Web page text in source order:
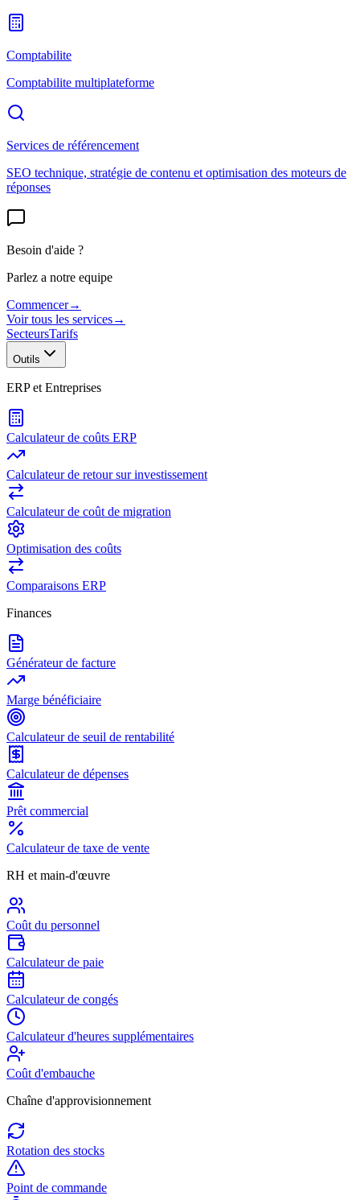
Comptabilite
Comptabilite multiplateforme
Services de référencement
SEO technique, stratégie de contenu et optimisation des moteurs de
réponses
Besoin d'aide ?
Parlez a notre equipe
Commencer→
Voir tous les services→
SecteursTarifs
Outils
ERP et Entreprises
Calculateur de coûts ERP
Calculateur de retour sur investissement
Calculateur de coût de migration
Optimisation des coûts
Comparaisons ERP
Finances
Générateur de facture
Marge bénéficiaire
Calculateur de seuil de rentabilité
Calculateur de dépenses
Prêt commercial
Calculateur de taxe de vente
RH et main-d'œuvre
Coût du personnel
Calculateur de paie
Calculateur de congés
Calculateur d'heures supplémentaires
Coût d'embauche
Chaîne d'approvisionnement
Rotation des stocks
Point de commande